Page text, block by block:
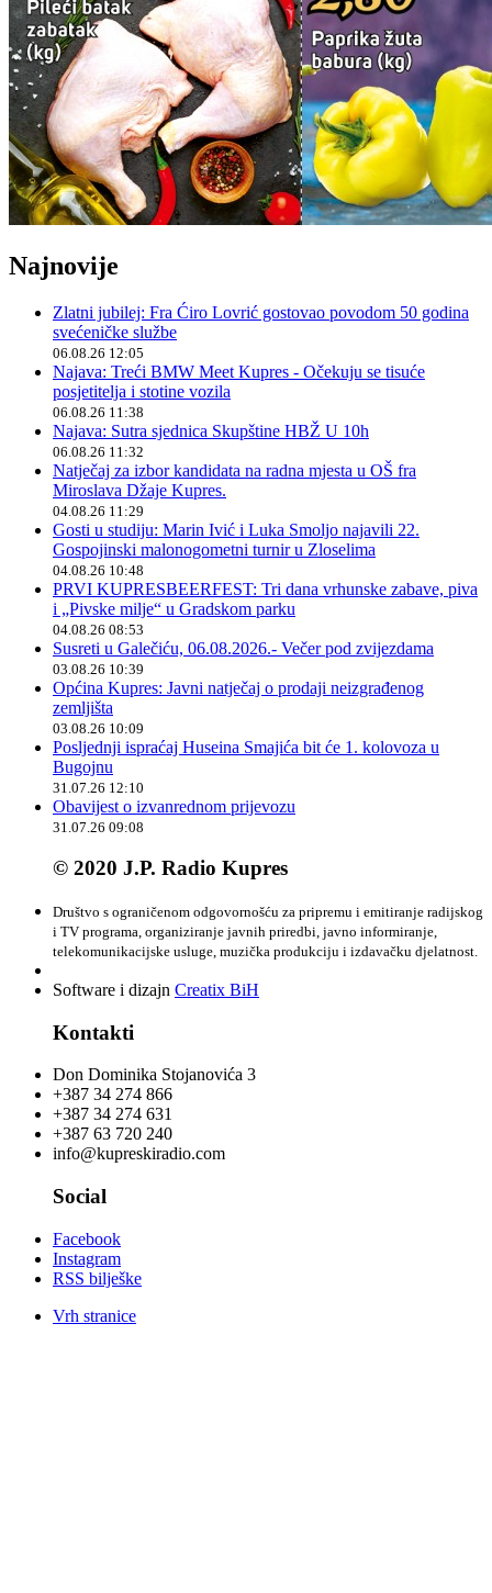
Najnovije
Zlatni jubilej: Fra Ćiro Lovrić gostovao povodom 50 godina
svećeničke službe
06.08.26 12:05
Najava: Treći BMW Meet Kupres - Očekuju se tisuće
posjetitelja i stotine vozila
06.08.26 11:38
Najava: Sutra sjednica Skupštine HBŽ U 10h
06.08.26 11:32
Natječaj za izbor kandidata na radna mjesta u OŠ fra
Miroslava Džaje Kupres.
04.08.26 11:29
Gosti u studiju: Marin Ivić i Luka Smoljo najavili 22.
Gospojinski malonogometni turnir u Zloselima
04.08.26 10:48
PRVI KUPRESBEERFEST: Tri dana vrhunske zabave, piva
i „Pivske milje“ u Gradskom parku
04.08.26 08:53
Susreti u Galečiću, 06.08.2026.- Večer pod zvijezdama
03.08.26 10:39
Općina Kupres: Javni natječaj o prodaji neizgrađenog
zemljišta
03.08.26 10:09
Posljednji ispraćaj Huseina Smajića bit će 1. kolovoza u
Bugojnu
31.07.26 12:10
Obavijest o izvanrednom prijevozu
31.07.26 09:08
© 2020 J.P. Radio Kupres
Društvo s ograničenom odgovornošću za pripremu i emitiranje radijskog
i TV programa, organiziranje javnih priredbi, javno informiranje,
telekomunikacijske usluge, muzička produkciju i izdavačku djelatnost.
Software i dizajn Creatix BiH
Kontakti
Don Dominika Stojanovića 3
+387 34 274 866
+387 34 274 631
+387 63 720 240
info@kupreskiradio.com
Social
Facebook
Instagram
RSS bilješke
Vrh stranice